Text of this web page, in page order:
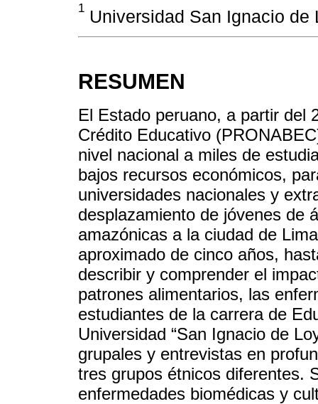
1 Universidad San Ignacio de
RESUMEN
El Estado peruano, a partir del
Crédito Educativo
nivel nacional a miles de
bajos recursos económicos,
universidades nacionales y
desplazamiento de jóvenes de
amazónicas a la ciudad de
aproximado de cinco años,
describir y comprender el
patrones alimentarios, las
estudiantes de la carrera de
Universidad “San Ignacio de
grupales y entrevistas en
tres grupos étnicos diferentes.
enfermedades biomédicas y